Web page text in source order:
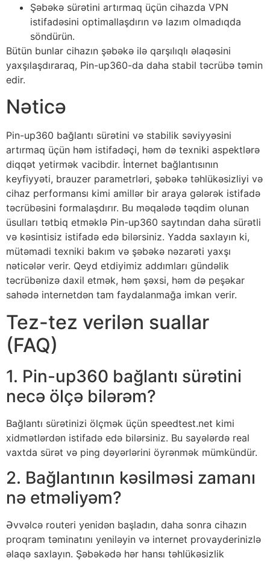
Şəbəkə sürətini artırmaq üçün cihazda VPN
istifadəsini optimallaşdırın və lazım olmadıqda
söndürün.
Bütün bunlar cihazın şəbəkə ilə qarşılıqlı əlaqəsini
yaxşılaşdıraraq, Pin-up360-da daha stabil təcrübə təmin
edir.
Nəticə
Pin-up360 bağlantı sürətini və stabilik səviyyəsini
artırmaq üçün həm istifadəçi, həm də texniki aspektlərə
diqqət yetirmək vacibdir. İnternet bağlantısının
keyfiyyəti, brauzer parametrləri, şəbəkə təhlükəsizliyi və
cihaz performansı kimi amillər bir araya gələrək istifadə
təcrübəsini formalaşdırır. Bu məqalədə təqdim olunan
üsulları tətbiq etməklə Pin-up360 saytından daha sürətli
və kəsintisiz istifadə edə bilərsiniz. Yadda saxlayın ki,
mütəmadi texniki bakım və şəbəkə nəzarəti yaxşı
nəticələr verir. Qeyd etdiyimiz addımları gündəlik
təcrübənizə daxil etmək, həm şəxsi, həm də peşəkar
sahədə internetdən tam faydalanmağa imkan verir.
Tez-tez verilən suallar
(FAQ)
1. Pin-up360 bağlantı sürətini
necə ölçə bilərəm?
Bağlantı sürətinizi ölçmək üçün speedtest.net kimi
xidmətlərdən istifadə edə bilərsiniz. Bu sayələrdə real
vaxtda sürət və ping dəyərlərini öyrənmək mümkündür.
2. Bağlantının kəsilməsi zamanı
nə etməliyəm?
Əvvəlcə routeri yenidən başladın, daha sonra cihazın
proqram təminatını yeniləyin və internet provayderinizlə
əlaqə saxlayın. Şəbəkədə hər hansı təhlükəsizlik